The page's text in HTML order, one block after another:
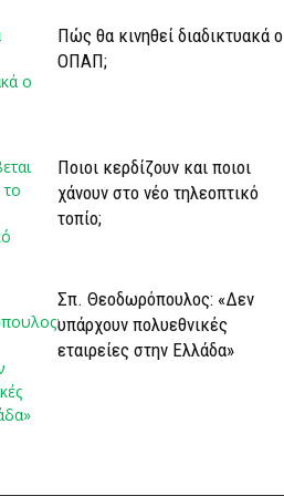
Πώς θα κινηθεί διαδικτυακά ο
ΟΠΑΠ;
Ποιοι κερδίζουν και ποιοι
χάνουν στο νέο τηλεοπτικό
τοπίο;
Σπ. Θεοδωρόπουλος: «Δεν
υπάρχουν πολυεθνικές
εταιρείες στην Ελλάδα»